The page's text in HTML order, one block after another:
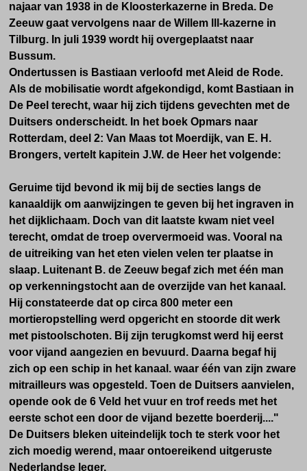
najaar van 1938 in de Kloosterkazerne in Breda. De
Zeeuw gaat vervolgens naar de Willem lll-kazerne in
Tilburg. In juli 1939 wordt hij overgeplaatst naar
Bussum.
Ondertussen is Bastiaan verloofd met Aleid de Rode.
Als de mobilisatie wordt afgekondigd, komt Bastiaan in
De Peel terecht, waar hij zich tijdens gevechten met de
Duitsers onderscheidt. In het boek Opmars naar
Rotterdam, deel 2: Van Maas tot Moerdijk, van E. H.
Brongers, vertelt kapitein J.W. de Heer het volgende:
Geruime tijd bevond ik mij bij de secties langs de
kanaaldijk om aanwijzingen te geven bij het ingraven in
het dijklichaam. Doch van dit laatste kwam niet veel
terecht, omdat de troep oververmoeid was. Vooral na
de uitreiking van het eten vielen velen ter plaatse in
slaap. Luitenant B. de Zeeuw begaf zich met één man
op verkenningstocht aan de overzijde van het kanaal.
Hij constateerde dat op circa 800 meter een
mortieropstelling werd opgericht en stoorde dit werk
met pistoolschoten. Bij zijn terugkomst werd hij eerst
voor vijand aangezien en bevuurd. Daarna begaf hij
zich op een schip in het kanaal. waar één van zijn zware
mitrailleurs was opgesteld. Toen de Duitsers aanvielen,
opende ook de 6 Veld het vuur en trof reeds met het
eerste schot een door de vijand bezette boerderij...."
De Duitsers bleken uiteindelijk toch te sterk voor het
zich moedig werend, maar ontoereikend uitgeruste
Nederlandse leger.